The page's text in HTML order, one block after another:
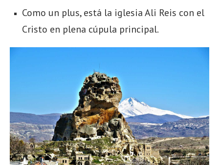
Como un plus, está la iglesia Ali Reis con el
Cristo en plena cúpula principal.